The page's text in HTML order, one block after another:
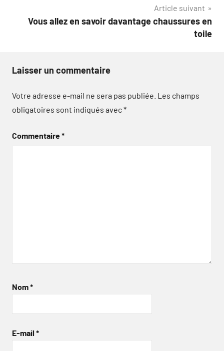
Article suivant
Vous allez en savoir davantage chaussures en
toile
Laisser un commentaire
Votre adresse e-mail ne sera pas publiée. Les champs
obligatoires sont indiqués avec*
Commentaire*
Nom*
E-mail *